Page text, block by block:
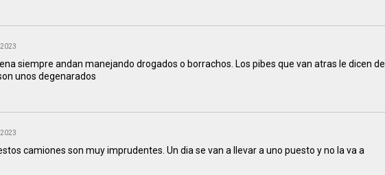
siempre andan manejando drogados o borrachos. Los pibes que van atras le dicen de
unos degenarados
camiones son muy imprudentes. Un dia se van a llevar a uno puesto y no la va a